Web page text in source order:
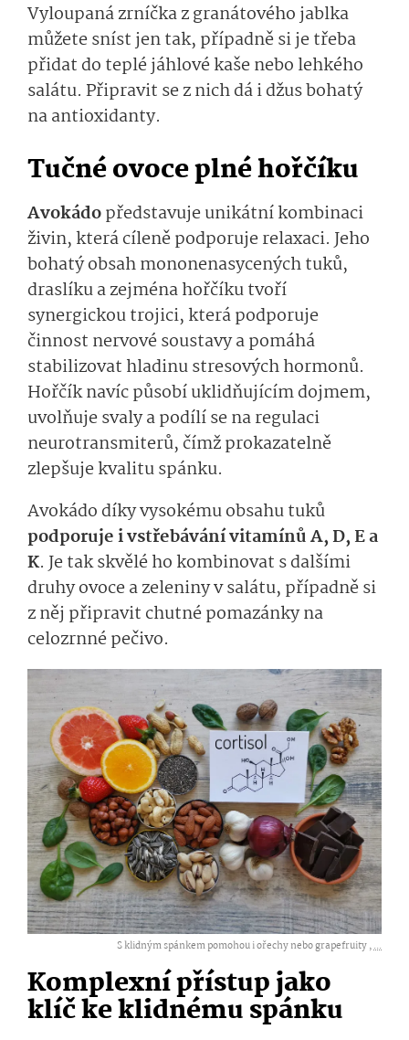
Vyloupaná zrníčka z granátového jablka
můžete sníst jen tak, případně si je třeba
přidat do teplé jáhlové kaše nebo lehkého
salátu. Připravit se z nich dá i džus bohatý
na antioxidanty.
Tučné ovoce plné hořčíku
Avokádopředstavuje unikátní kombinaci
živin, která cíleně podporuje relaxaci. Jeho
bohatý obsah mononenasycených tuků,
draslíku a zejména hořčíku tvoří
synergickou trojici, která podporuje
činnost nervové soustavy a pomáhá
stabilizovat hladinu stresových hormonů.
Hořčík navíc působí uklidňujícím dojmem,
uvolňuje svaly a podílí se na regulaci
neurotransmiterů, čímž prokazatelně
zlepšuje kvalitu spánku.
Avokádo díky vysokému obsahu tuků
podporuje i vstřebávání vitamínů A, D, E a
K. Je tak skvělé ho kombinovat s dalšími
druhy ovoce a zeleniny v salátu, případně si
z něj připravit chutné pomazánky na
celozrnné pečivo.
S klidným spánkem pomohou i ořechy nebo grapefruity ,...
Komplexní přístup jako
klíč ke klidnému spánku